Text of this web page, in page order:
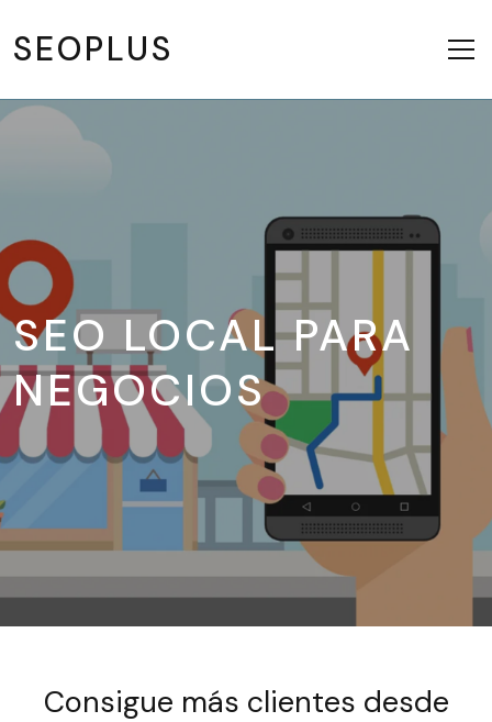
SEOPLUS
SEO LOCAL PARA
NEGOCIOS
Consigue más clientes desde